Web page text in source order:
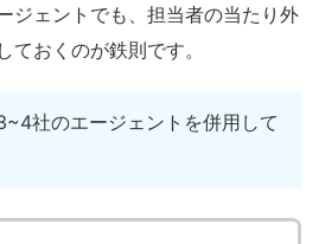
ジェントでも、担当者の当たり外
ておくのが鉄則です。
社のエージェントを併用して